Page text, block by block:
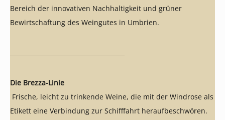
Bereich der innovativen Nachhaltigkeit und grüner
Bewirtschaftung des Weingutes in Umbrien.
Die Brezza-Linie
Frische, leicht zu trinkende Weine, die mit der Windrose als
Etikett eine Verbindung zur Schifffahrt heraufbeschwören.